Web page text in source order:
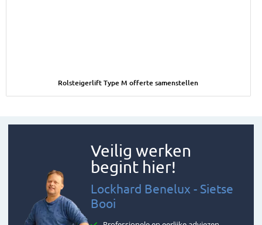
Rolsteigerlift Type M offerte samenstellen
Veilig werken
begint hier!
Lockhard Benelux - Sietse
Booi